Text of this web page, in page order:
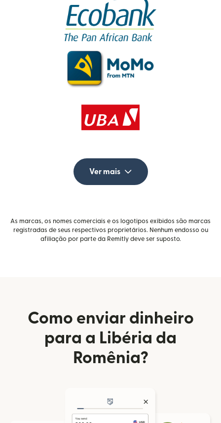
Ver mais
As marcas, os nomes comerciais e os logotipos exibidos são marcas
registradas de seus respectivos proprietários. Nenhum endosso ou
afiliação por parte da Remitly deve ser suposto.
Como enviar dinheiro
para a Libéria da
Romênia?